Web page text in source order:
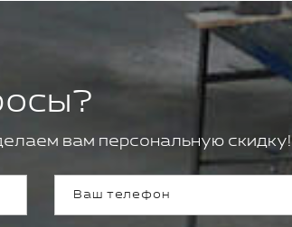
вам персональную скидку!